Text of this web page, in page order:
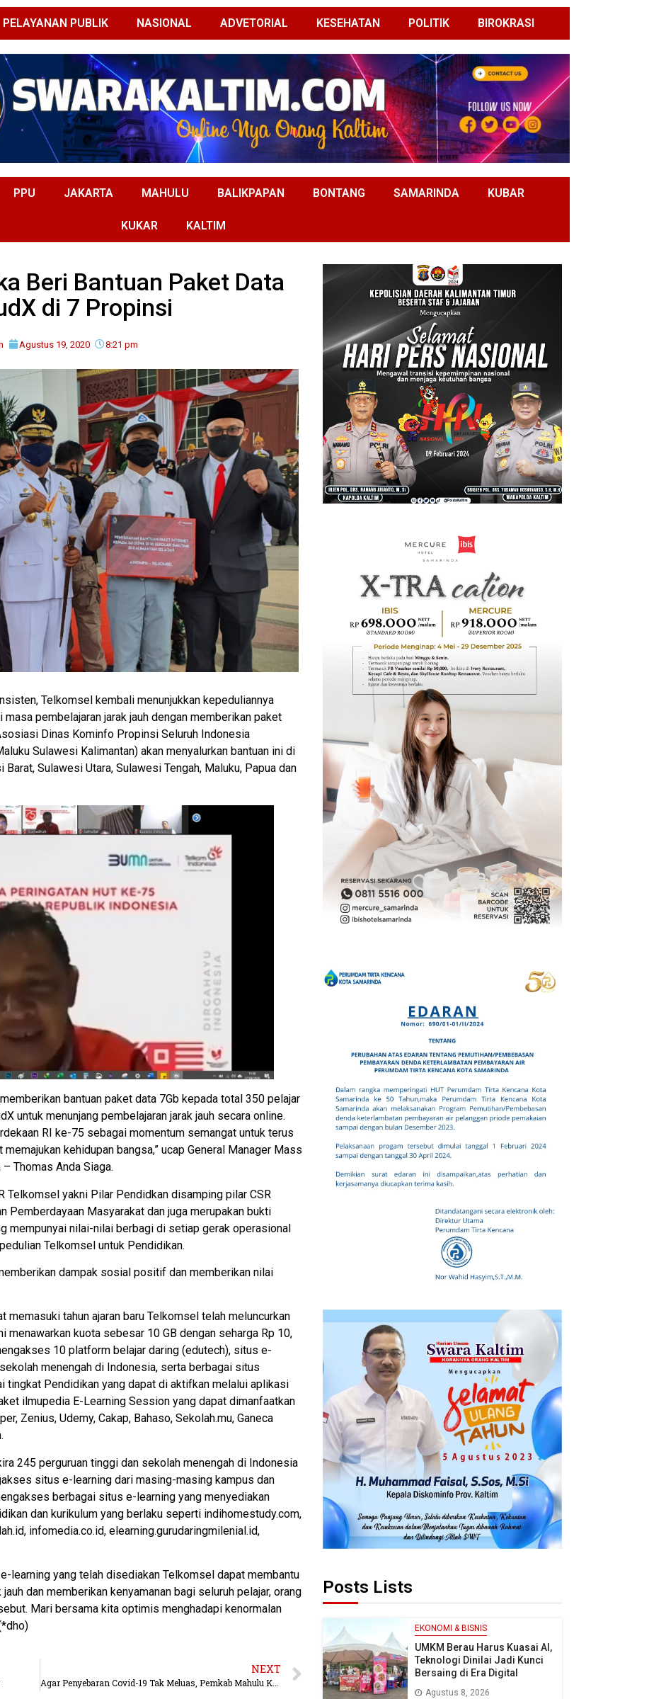
PELAYANAN PUBLIK NASIONAL ADVETORIAL KESEHATAN POLITIK BIROKRASI
PPU JAKARTA MAHULU BALIKPAPAN BONTANG SAMARINDA KUBAR
KUKAR KALTIM
Beri Bantuan Paket Data
di 7 Propinsi
Agustus 19, 2020 8:21 pm
Telkomsel kembali menunjukkan kepeduliannya
pembelajaran jarak jauh dengan memberikan paket
Dinas Kominfo Propinsi Seluruh Indonesia
Sulawesi Kalimantan) akan menyalurkan bantuan ini di
Sulawesi Utara, Sulawesi Tengah, Maluku, Papua dan
bantuan paket data 7Gb kepada total 350 pelajar
untuk menunjang pembelajaran jarak jauh secara online.
RI ke-75 sebagai momentum semangat untuk terus
kehidupan bangsa,” ucap General Manager Mass
Thomas Anda Siaga.
Telkomsel yakni Pilar Pendidkan disamping pilar CSR
Pemberdayaan Masyarakat dan juga merupakan bukti
mempunyai nilai-nilai berbagi di setiap gerak operasional
Telkomsel untuk Pendidikan.
dampak sosial positif dan memberikan nilai
memasuki tahun ajaran baru Telkomsel telah meluncurkan
kuota sebesar 10 GB dengan seharga Rp 10,
10 platform belajar daring (edutech), situs e-
menengah di Indonesia, serta berbagai situs
tingkat Pendidikan yang dapat di aktifkan melalui aplikasi
ilmupedia E-Learning Session yang dapat dimanfaatkan
Zenius, Udemy, Cakap, Bahaso, Sekolah.mu, Ganeca
245 perguruan tinggi dan sekolah menengah di Indonesia
situs e-learning dari masing-masing kampus dan
berbagai situs e-learning yang menyediakan
dan kurikulum yang berlaku seperti indihomestudy.com,
infomedia.co.id, elearning.gurudaringmilenial.id,
learning yang telah disediakan Telkomsel dapat membantu
dan memberikan kenyamanan bagi seluruh pelajar, orang
Mari bersama kita optimis menghadapi kenormalan
NEXT
Posts Lists
EKONOMI & BISNIS
UMKM Berau Harus Kuasai AI,
Teknologi Dinilai Jadi Kunci
Bersaing di Era Digital
Agustus 8, 2026